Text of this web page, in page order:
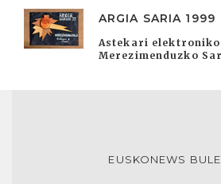
ARGIA SARIA 1999
Astekari
Merezimenduzko
EUSKONEWS